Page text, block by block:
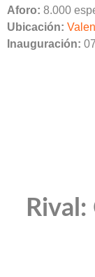
Aforo: 8.000
Ubicación:
Inauguración:
Rival: